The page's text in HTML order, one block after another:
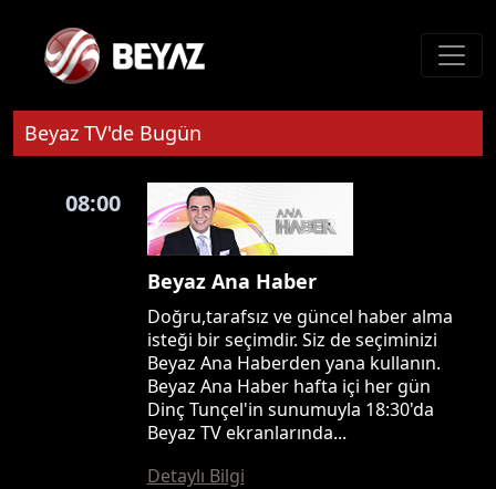
Beyaz TV'de Bugün
08:00
Beyaz Ana Haber
Doğru,tarafsız ve güncel haber alma
isteği bir seçimdir. Siz de seçiminizi
Beyaz Ana Haberden yana kullanın.
Beyaz Ana Haber hafta içi her gün
Dinç Tunçel'in sunumuyla 18:30'da
Beyaz TV ekranlarında...
Detaylı Bilgi